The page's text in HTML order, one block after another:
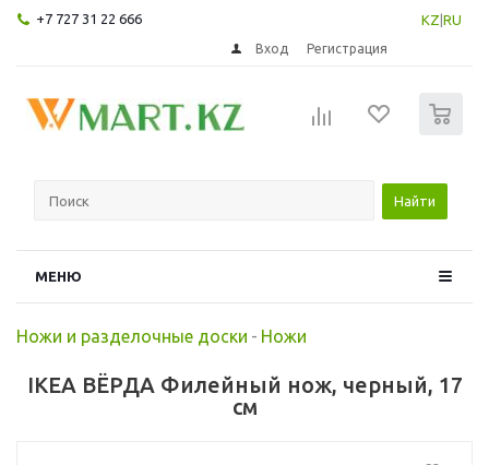
+7 727 31 22 666 KZ RU
Вход Регистрация
Найти
МЕНЮ
Ножи и разделочные доски - Ножи
IKEA ВЁРДА Филейный нож, черный, 17
см